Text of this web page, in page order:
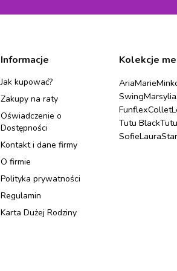
Informacje
Jak kupować?
Zakupy na raty
Oświadczenie o
Dostępności
Kontakt i dane firmy
O firmie
Polityka prywatności
Regulamin
Karta Dużej Rodziny
Kolekcje
AriaMarie
SwingMarsylia
FunflexCollet
Tutu Black
SofieLauraStar